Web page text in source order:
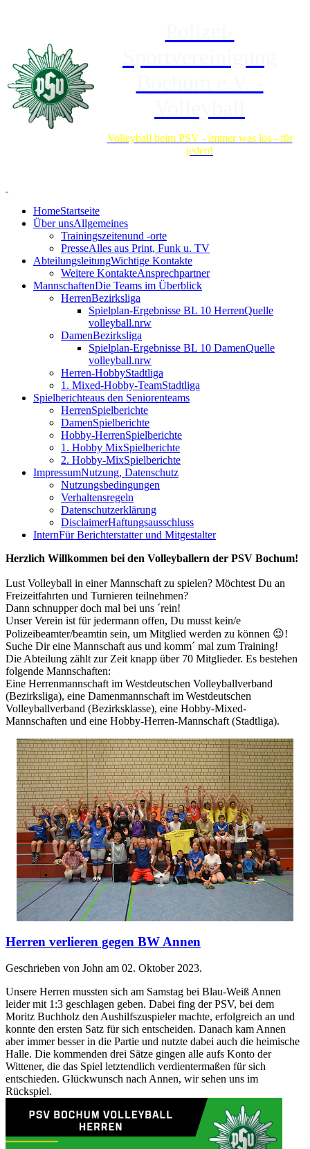
Volleyball beim PSV - immer was los - für
jeden!
HomeStartseite
Über unsAllgemeines
Trainingszeitenund -orte
PresseAlles aus Print, Funk u. TV
AbteilungsleitungWichtige Kontakte
Weitere KontakteAnsprechpartner
MannschaftenDie Teams im Überblick
HerrenBezirksliga
Spielplan-Ergebnisse BL 10 HerrenQuelle
volleyball.nrw
DamenBezirksliga
Spielplan-Ergebnisse BL 10 DamenQuelle
volleyball.nrw
Herren-HobbyStadtliga
1. Mixed-Hobby-TeamStadtliga
Spielberichteaus den Seniorenteams
HerrenSpielberichte
DamenSpielberichte
Hobby-HerrenSpielberichte
1. Hobby MixSpielberichte
2. Hobby-MixSpielberichte
ImpressumNutzung, Datenschutz
Nutzungsbedingungen
Verhaltensregeln
Datenschutzerklärung
DisclaimerHaftungsausschluss
InternFür Berichterstatter und Mitgestalter
Herzlich Willkommen bei den Volleyballern der PSV Bochum!
Lust Volleyball in einer Mannschaft zu spielen? Möchtest Du an
Freizeitfahrten und Turnieren teilnehmen?
Dann schnupper doch mal bei uns ´rein!
Unser Verein ist für jedermann offen, Du musst kein/e
Polizeibeamter/beamtin sein, um Mitglied werden zu können 😉!
Suche Dir eine Mannschaft aus und komm´ mal zum Training!
Die Abteilung zählt zur Zeit knapp über 70 Mitglieder. Es bestehen
folgende Mannschaften:
Eine Herrenmannschaft im Westdeutschen Volleyballverband
(Bezirksliga), eine Damenmannschaft im Westdeutschen
Volleyballverband (Bezirksklasse), eine Hobby-Mixed-
Mannschaften und eine Hobby-Herren-Mannschaft (Stadtliga).
Herren verlieren gegen BW Annen
Geschrieben von John am 02. Oktober 2023.
Unsere Herren mussten sich am Samstag bei Blau-Weiß Annen
leider mit 1:3 geschlagen geben. Dabei fing der PSV, bei dem
Moritz Buchholz den Aushilfszuspieler machte, erfolgreich an und
konnte den ersten Satz für sich entscheiden. Danach kam Annen
aber immer besser in die Partie und nutzte dabei auch die heimische
Halle. Die kommenden drei Sätze gingen alle aufs Konto der
Wittener, die das Spiel letztendlich verdientermaßen für sich
entschieden. Glückwunsch nach Annen, wir sehen uns im
Rückspiel.